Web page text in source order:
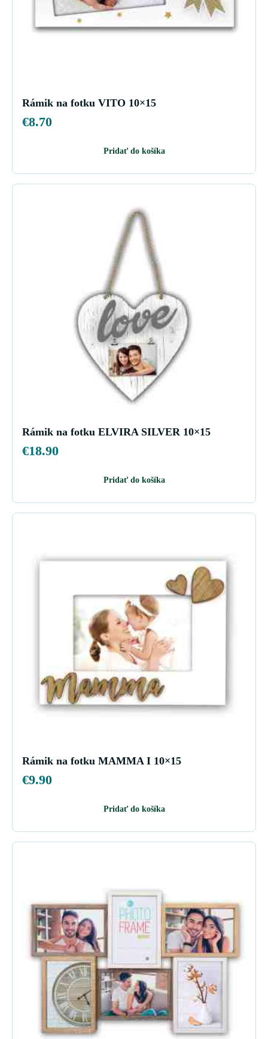
Rámik na fotku VITO 10×15
€8.70
Pridať do košíka
Rámik na fotku ELVIRA SILVER 10×15
€18.90
Pridať do košíka
Rámik na fotku MAMMA I 10×15
€9.90
Pridať do košíka